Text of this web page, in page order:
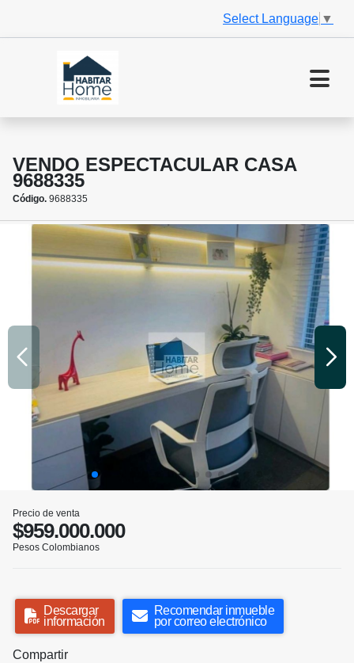
Select Language ▼
VENDO ESPECTACULAR CASA
9688335
Código. 9688335
Precio de venta
$959.000.000
Pesos Colombianos
Descargar
información
Recomendar inmueble
por correo electrónico
Compartir